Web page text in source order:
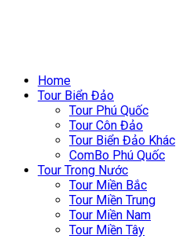
Home
Tour Biển Đảo
Tour Phú Quốc
Tour Côn Đảo
Tour Biển Đảo Khác
ComBo Phú Quốc
Tour Trong Nước
Tour Miền Bắc
Tour Miền Trung
Tour Miền Nam
Tour Miền Tây